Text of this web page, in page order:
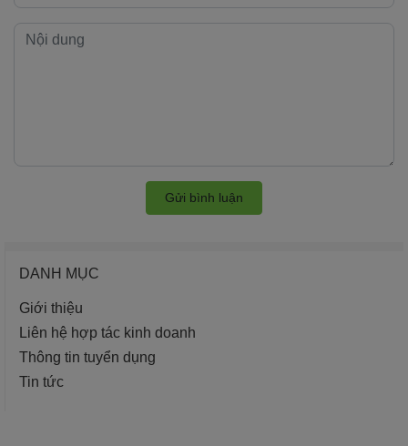
Gửi bình luận
DANH MỤC
Giới thiệu
Liên hệ hợp tác kinh doanh
Thông tin tuyển dụng
Tin tức